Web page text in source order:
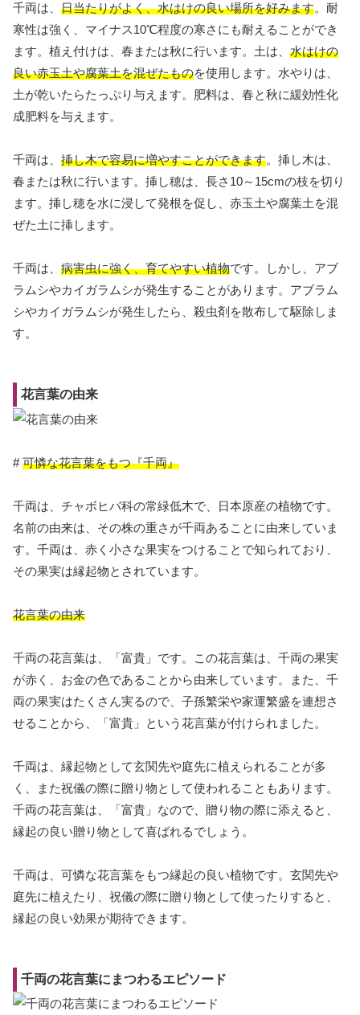
千両は、 日当たりがよく、水はけの良い場所を好みます。耐
寒性は強く、マイナス10℃程度の寒さにも耐えることができ
ます。植え付けは、春または秋に行います。土は、 水はけの
良い赤玉土や腐葉土を混ぜたものを使用します。水やりは、
土が乾いたらたっぷり与えます。肥料は、春と秋に緩効性化
成肥料を与えます。
千両は、 挿し木で容易に増やすことができます。挿し木は、
春または秋に行います。挿し穂は、長さ10～15cmの枝を切り
ます。挿し穂を水に浸して発根を促し、赤玉土や腐葉土を混
ぜた土に挿します。
千両は、 病害虫に強く、育てやすい植物です。しかし、アブ
ラムシやカイガラムシが発生することがあります。アブラム
シやカイガラムシが発生したら、殺虫剤を散布して駆除しま
す。
花言葉の由来
#可憐な花言葉をもつ『千両』
千両は、チャボヒバ科の常緑低木で、日本原産の植物です。
名前の由来は、その株の重さが千両あることに由来していま
す。千両は、赤く小さな果実をつけることで知られており、
その果実は縁起物とされています。
花言葉の由来
千両の花言葉は、「富貴」です。この花言葉は、千両の果実
が赤く、お金の色であることから由来しています。また、千
両の果実はたくさん実るので、子孫繁栄や家運繁盛を連想さ
せることから、「富貴」という花言葉が付けられました。
千両は、縁起物として玄関先や庭先に植えられることが多
く、また祝儀の際に贈り物として使われることもあります。
千両の花言葉は、「富貴」なので、贈り物の際に添えると、
縁起の良い贈り物として喜ばれるでしょう。
千両は、可憐な花言葉をもつ縁起の良い植物です。玄関先や
庭先に植えたり、祝儀の際に贈り物として使ったりすると、
縁起の良い効果が期待できます。
千両の花言葉にまつわるエピソード